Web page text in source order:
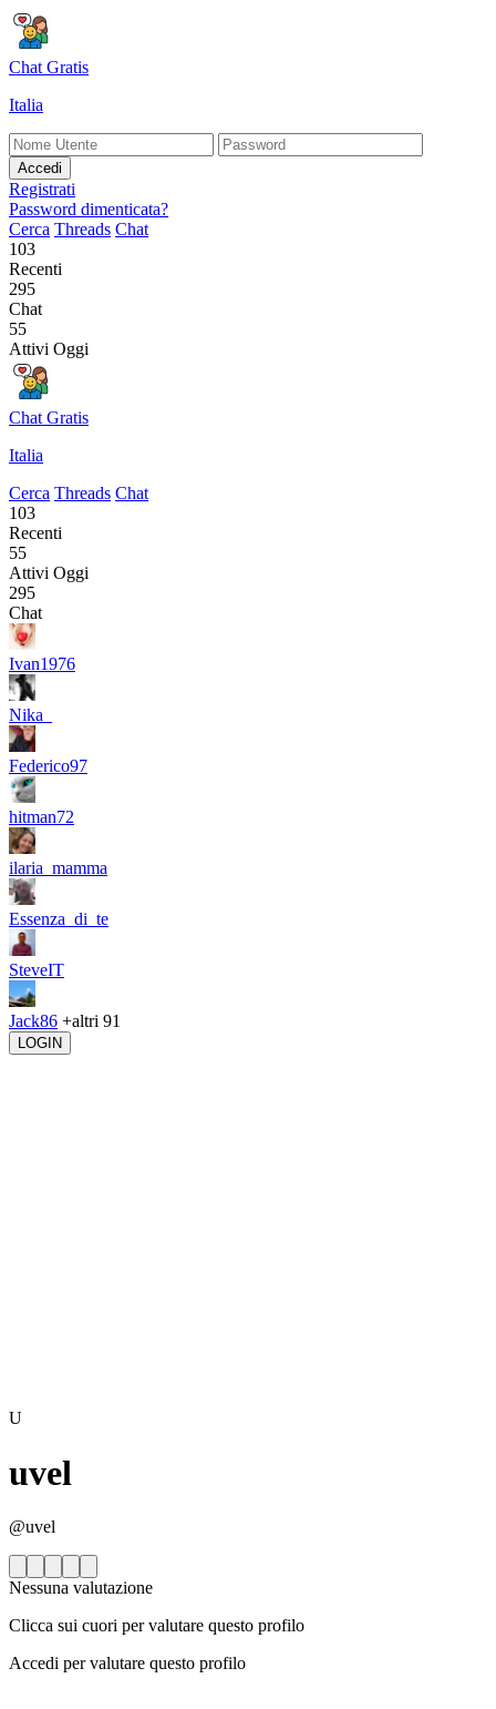
Chat Gratis
Italia
Accedi
Registrati
Password dimenticata?
Cerca Threads Chat
103
Recenti
295
Chat
55
Attivi Oggi
Chat Gratis
Italia
Cerca Threads Chat
103
Recenti
55
Attivi Oggi
295
Chat
Ivan1976
Nika_
Federico97
hitman72
ilaria_mamma
Essenza_di_te
SteveIT
Jack86 +altri 91
LOGIN
U
uvel
@uvel
Nessuna valutazione
Clicca sui cuori per valutare questo profilo
Accedi per valutare questo profilo